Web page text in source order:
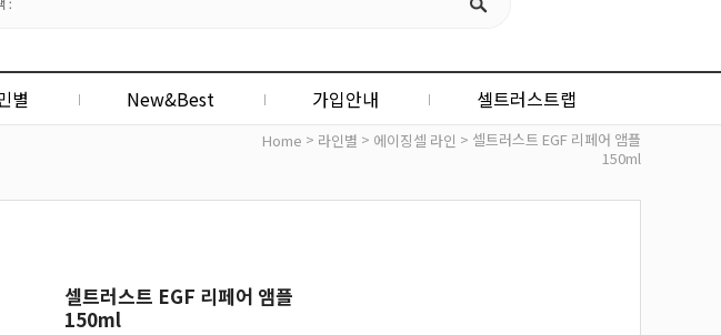
별 New&Best 가입안내 셀트러스트랩
Home > 라인별 > 에이징셀 라인 > 셀트러스트 EGF 리페어 앰플
150ml
셀트러스트 EGF 리페어 앰플
150ml